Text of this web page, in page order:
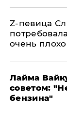
Z-певица
очень
Лайма
советом:
бензина"